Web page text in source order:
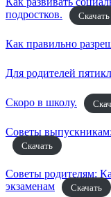
подростков.
Скачать
Как правильно
Для родителей
Скоро в школу.
Советы выпускникам:
Скачать
Советы родителям:
экзаменам
Скачать